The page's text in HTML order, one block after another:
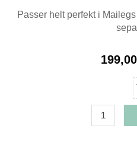
Passer helt perfekt i